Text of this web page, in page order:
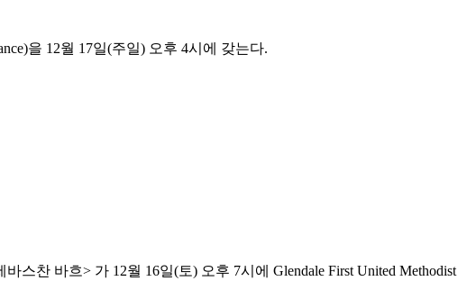
을 12월 17일(주일) 오후 4시에 갖는다.
스찬 바흐> 가 12월 16일(토) 오후 7시에 Glendale First United Methodist